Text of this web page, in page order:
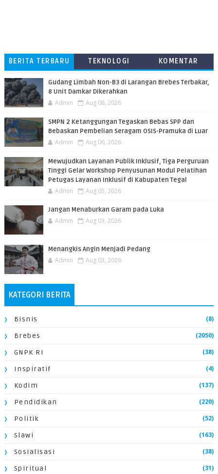
BERITA TERBARU TEKNOLOGI
KOMENTAR
​Gudang Limbah Non-B3 di Larangan Brebes Terbakar,
8 Unit Damkar Dikerahkan
Admin Aug 08, 2026
SMPN 2 Ketanggungan Tegaskan Bebas SPP dan
Bebaskan Pembelian Seragam OSIS-Pramuka di Luar
Admin Aug 06, 2026
​Mewujudkan Layanan Publik Inklusif, Tiga Perguruan
Tinggi Gelar Workshop Penyusunan Modul Pelatihan
Petugas Layanan Inklusif di Kabupaten Tegal
Admin Aug 05, 2026
Jangan Menaburkan Garam pada Luka
Admin Aug 03, 2026
Menangkis Angin Menjadi Pedang
Admin Aug 03, 2026
KATEGORI BERITA
Bisnis (8)
Brebes (2050)
GNPK RI (38)
Inspiratif (4)
Kodim (137)
Pendidikan (220)
Politik (52)
Slawi (163)
Sosialisasi (38)
Spiritual (31)